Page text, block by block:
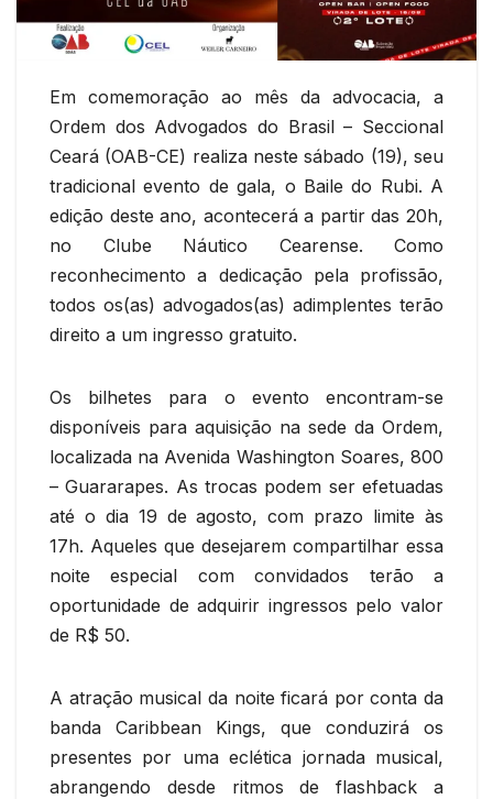
Em comemoração ao mês da advocacia, a
Ordem dos Advogados do Brasil – Seccional
Ceará (OAB-CE) realiza neste sábado (19), seu
tradicional evento de gala, o Baile do Rubi. A
edição deste ano, acontecerá a partir das 20h,
no Clube Náutico Cearense. Como
reconhecimento a dedicação pela profissão,
todos os(as) advogados(as) adimplentes terão
direito a um ingresso gratuito.
Os bilhetes para o evento encontram-se
disponíveis para aquisição na sede da Ordem,
localizada na Avenida Washington Soares, 800
– Guararapes. As trocas podem ser efetuadas
até o dia 19 de agosto, com prazo limite às
17h. Aqueles que desejarem compartilhar essa
noite especial com convidados terão a
oportunidade de adquirir ingressos pelo valor
de R$ 50.
A atração musical da noite ficará por conta da
banda Caribbean Kings, que conduzirá os
presentes por uma eclética jornada musical,
abrangendo desde ritmos de flashback a